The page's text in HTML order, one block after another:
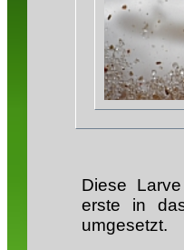
Diese
erste in
umgesetzt.